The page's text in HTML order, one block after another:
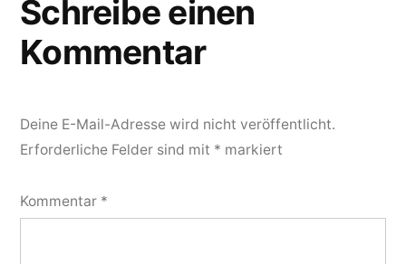
Schreibe einen
Kommentar
Deine E-Mail-Adresse wird nicht veröffentlicht.
Erforderliche Felder sind mit * markiert
Kommentar *